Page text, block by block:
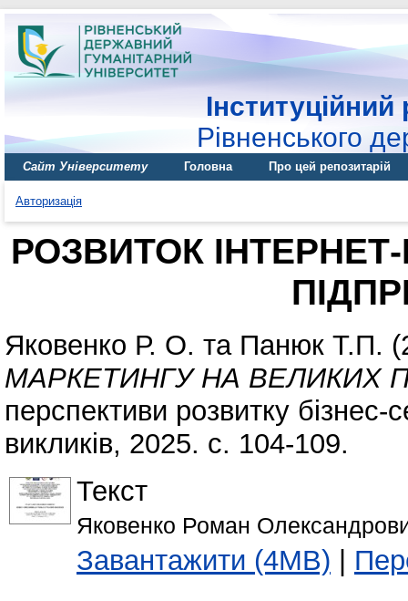
Інституційний
Рівненського
Сайт Університету Головна Про цей репозитарій
Авторизація
РОЗВИТОК
Яковенко Р. О. та Панюк Т.П.
МАРКЕТИНГУ НА ВЕЛИКИХ
перспективи розвитку
викликів, 2025. с. 104-109.
Текст
Яковенко Роман
Завантажити (4MB) |